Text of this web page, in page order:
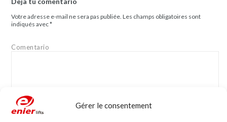
Gérer le consentement
Votre adresse e-mail ne sera pas publiée. Les champs obligatoires sont
indiqués avec*
Comentario